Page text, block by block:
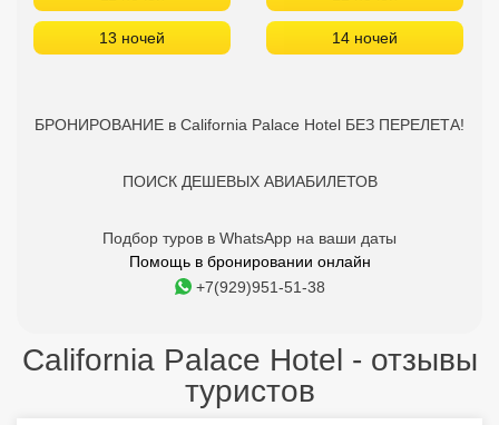
13 ночей 14 ночей
БРОНИРОВАНИЕ в California Palace Hotel БЕЗ ПЕРЕЛЕТА!
ПОИСК ДЕШЕВЫХ АВИАБИЛЕТОВ
Подбор туров в WhatsApp на ваши даты
Помощь в бронировании онлайн
+7(929)951-51-38
California Palace Hotel - отзывы
туристов